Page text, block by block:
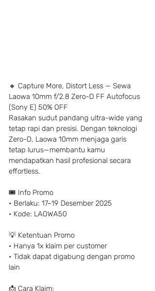
🔸 Capture More, Distort Less — Sewa
Laowa 10mm f/2.8 Zero-D FF Autofocus
(Sony E) 50% OFF
Rasakan sudut pandang ultra-wide yang
tetap rapi dan presisi. Dengan teknologi
Zero-D, Laowa 10mm menjaga garis
tetap lurus—membantu kamu
mendapatkan hasil profesional secara
effortless.
🎟️ Info Promo
• Berlaku: 17–19 Desember 2025
• Kode: LAOWA50
💡 Ketentuan Promo
• Hanya 1x klaim per customer
• Tidak dapat digabung dengan promo
lain
📩 Cara Klaim: